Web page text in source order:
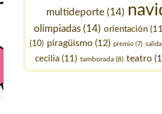
multideporte(14)
olimpiadas (14) orientación
(10) piragüismo (12) premio (7) salida
cecilia (11) tamborada (8) teatro